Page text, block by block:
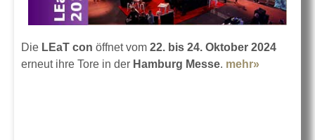
Die LEaT con öffnet vom 22. bis 24. Oktober 2024
erneut ihre Tore in der Hamburg Messe. mehr»